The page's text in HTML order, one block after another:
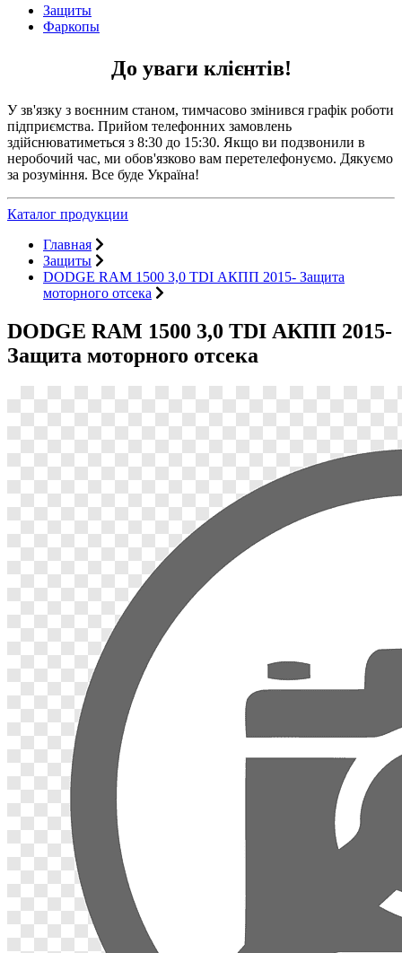
Защиты
Фаркопы
До уваги клієнтів!
У зв'язку з воєнним станом, тимчасово змінився графік роботи
підприємства. Прийом телефонних замовлень
здійснюватиметься з 8:30 до 15:30. Якщо ви подзвонили в
неробочий час, ми обов'язково вам перетелефонуємо. Дякуємо
за розуміння. Все буде Україна!
Каталог продукции
Главная
Защиты
DODGE RAM 1500 3,0 TDI АКПП 2015- Защита
моторного отсека
DODGE RAM 1500 3,0 TDI АКПП 2015-
Защита моторного отсека